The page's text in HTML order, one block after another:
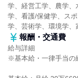
学、経営工学、農学
学、看護/保健学、ス
学、芸術学、環境学、
報酬・交通費
給与詳細
※基本給・一律手当の